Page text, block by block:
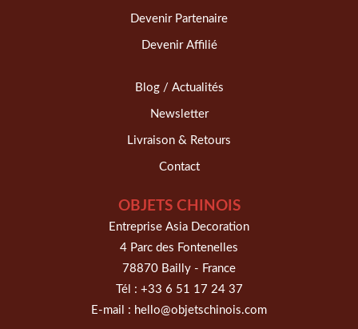
Devenir Partenaire
Devenir Affilié
Blog / Actualités
Newsletter
Livraison & Retours
Contact
OBJETS CHINOIS
Entreprise Asia Decoration
4 Parc des Fontenelles
78870 Bailly - France
Tél : +33 6 51 17 24 37
E-mail : hello@objetschinois.com